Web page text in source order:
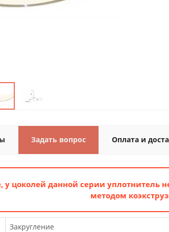
Задать вопрос Оплата и
цоколей данной серии уплотнитель
методом
Закругление